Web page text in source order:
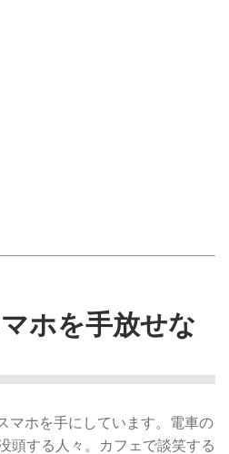
ホを手放せな
マホを手にしています。電車の
頭する人々。カフェで談笑する